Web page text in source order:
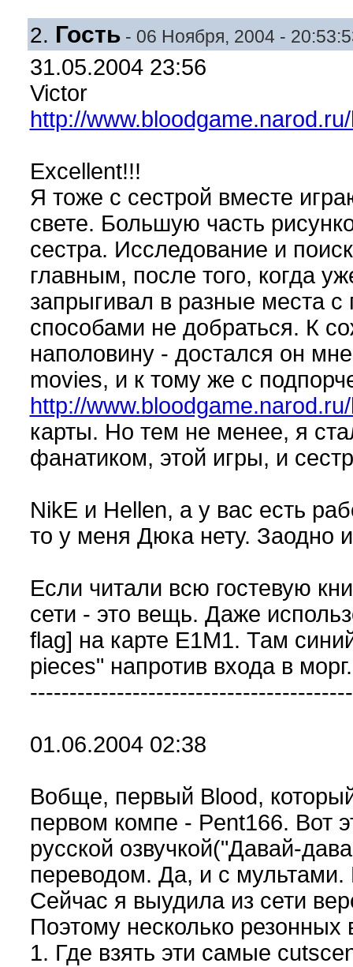
2. Гость- 06 Ноября, 2004 -
31.05.2004 23:56
Victor
http://
Excellent!!!
Я тоже с сестрой вместе
свете. Большую часть
сестра. Исследование и
главным, после того, когда
запрыгивал в разные места
способами не добраться. К
наполовину - достался он
movies, и к тому же с
http://
карты. Но тем не менее, я
фанатиком, этой игры, и
NikE и Hellen, а у вас есть
то у меня Дюка нету. Заодно
Если читали всю гостевую
сети - это вещь. Даже
flag] на карте E1M1. Там
pieces" напротив входа в морг.
01.06.2004 02:38
Вобще, первый Blood,
первом компе - Pent166. Вот
русской озвучкой("Давай-
переводом. Да, и с
Сейчас я выудила из сети
Поэтому несколько резонных
1. Где взять эти самые